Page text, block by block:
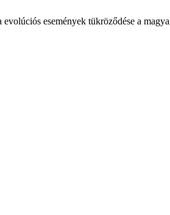
események tükröződése a